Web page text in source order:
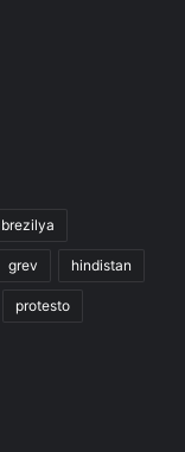
brezilya
grev hindistan
protesto